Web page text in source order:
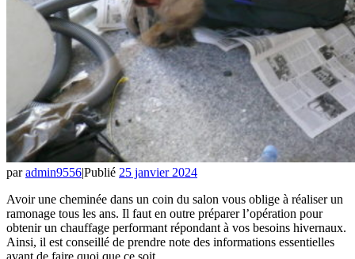
paradmin9556|Publié 25 janvier 2024
Avoir une cheminée dans un coin du salon vous oblige à réaliser un
ramonage tous les ans. Il faut en outre préparer l’opération pour
obtenir un chauffage performant répondant à vos besoins hivernaux.
Ainsi, il est conseillé de prendre note des informations essentielles
avant de faire quoi que ce soit.